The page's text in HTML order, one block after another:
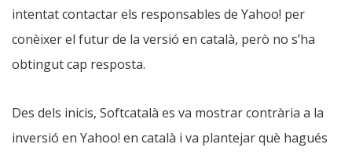
intentat contactar els responsables de Yahoo! per
conèixer el futur de la versió en català, però no s’ha
obtingut cap resposta.
Des dels inicis, Softcatalà es va mostrar contrària a la
inversió en Yahoo! en català i va plantejar què hagués